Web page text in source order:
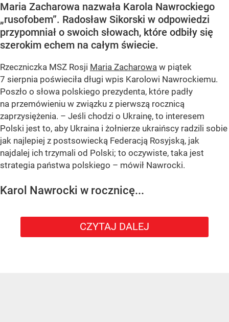
Maria Zacharowa nazwała Karola Nawrockiego
„rusofobem”. Radosław Sikorski w odpowiedzi
przypomniał o swoich słowach, które odbiły się
szerokim echem na całym świecie.
Rzeczniczka MSZ Rosji Maria Zacharowa w piątek
7 sierpnia poświeciła długi wpis Karolowi Nawrockiemu.
Poszło o słowa polskiego prezydenta, które padły
na przemówieniu w związku z pierwszą rocznicą
zaprzysiężenia. – Jeśli chodzi o Ukrainę, to interesem
Polski jest to, aby Ukraina i żołnierze ukraińscy radzili sobie
jak najlepiej z postsowiecką Federacją Rosyjską, jak
najdalej ich trzymali od Polski; to oczywiste, taka jest
strategia państwa polskiego – mówił Nawrocki.
Karol Nawrocki w rocznicę...
CZYTAJ DALEJ